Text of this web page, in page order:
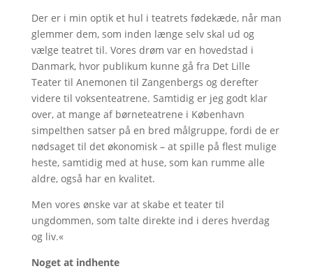
Der er i min optik et hul i teatrets fødekæde, når man
glemmer dem, som inden længe selv skal ud og
vælge teatret til. Vores drøm var en hovedstad i
Danmark, hvor publikum kunne gå fra Det Lille
Teater til Anemonen til Zangenbergs og derefter
videre til voksenteatrene. Samtidig er jeg godt klar
over, at mange af børneteatrene i København
simpelthen satser på en bred målgruppe, fordi de er
nødsaget til det økonomisk – at spille på flest mulige
heste, samtidig med at huse, som kan rumme alle
aldre, også har en kvalitet.
Men vores ønske var at skabe et teater til
ungdommen, som talte direkte ind i deres hverdag
og liv.«
Noget at indhente